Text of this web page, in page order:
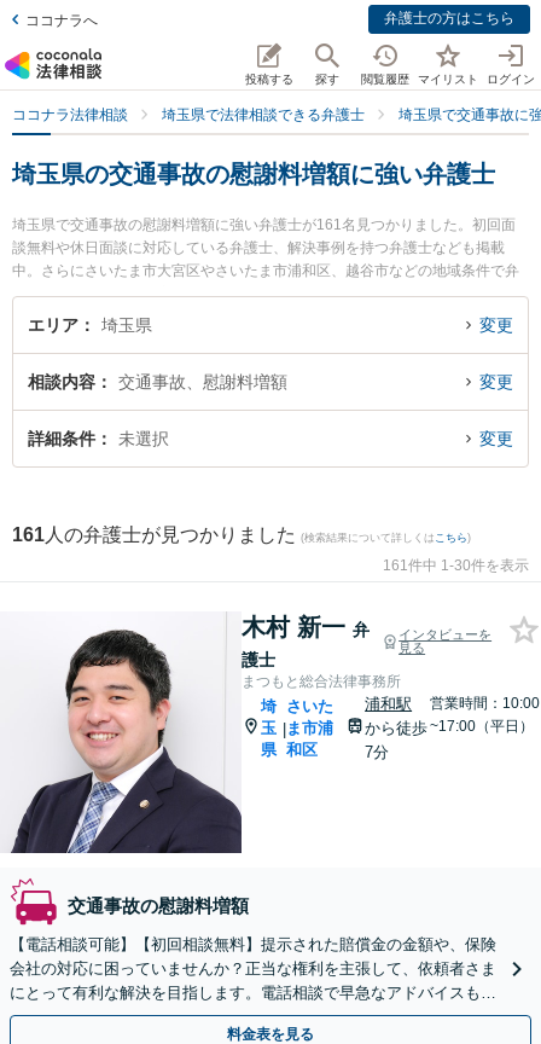
ココナラへ 弁護士の方はこちら
投稿する 探す 閲覧履歴 マイリスト ログイン
ココナラ法律相談 埼玉県で法律相談できる弁護士 埼玉県で交通事故に
埼玉県の交通事故の慰謝料増額に強い弁護士
埼玉県で交通事故の慰謝料増額に強い弁護士が161名見つかりました。初回面
談無料や休日面談に対応している弁護士、解決事例を持つ弁護士なども掲載
中。さらにさいたま市大宮区やさいたま市浦和区、越谷市などの地域条件で弁
護士を絞り込めます。交通事故に関係する自動車事故やバイク事故、自転車事
故等の細かな分野での絞り込み検索もでき便利です。特にまつもと総合法律事
費用、強みなどが注目されています。『埼玉県で土日や夜間に発生した交通事
故の慰謝料増額のトラブルを今すぐに弁護士に相談したい』『交通事故の慰謝
料増額のトラブル解決の実績豊富な近くの弁護士を検索したい』『初回相談無
エリア 埼玉県 変更
相談内容 交通事故、慰謝料増額 変更
詳細条件 未選択 変更
161 人の弁護士が見つかりました (検索結果について詳しくは こちら)
161件中 1-30件を表示
木村 新一 弁
護士
インタビューを
見る
まつもと総合法律事務所
埼
玉
県
|
さいた
ま市浦
和区
浦和駅
から徒歩
7分
営業時間：10:00
~17:00（平日）
交通事故の慰謝料増額
【電話相談可能】【初回相談無料】提示された賠償金の金額や、保険
会社の対応に困っていませんか？正当な権利を主張して、依頼者さま
にとって有利な解決を目指します。電話相談で早急なアドバイスも可
能。【夜間／休日の相談可能】
料金表を見る